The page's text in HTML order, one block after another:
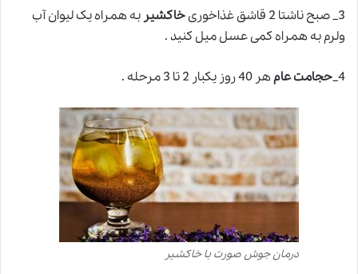
3_ صبح ناشتا 2 قاشق غذاخوری خاکشیر به همراه یک لیوان آب
ولرم به همراه کمی عسل میل کنید .
4_ حجامت عامهر 40 روز یکبار 2 تا 3 مرحله .
درمان جوش صورت با خاکشیر